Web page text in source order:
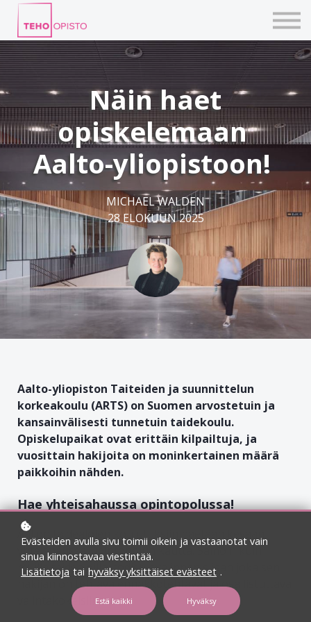
TAIDEPAJAT
ILMOITTAUDU
KIRJAUDU TEHOVERKKOON
Näin haet
opiskelemaan
Aalto-yliopistoon!
MICHAEL WALDEN
28 ELOKUUN 2025
Aalto-yliopiston Taiteiden ja suunnittelun
korkeakoulu (ARTS) on Suomen arvostetuin ja
kansainvälisesti tunnetuin taidekoulu.
Opiskelupaikat ovat erittäin kilpailtuja, ja
vuosittain hakijoita on moninkertainen määrä
paikkoihin nähden.
Hae yhteisahaussa opintopolussa!
Aallon taidealojen koulutuksiin haetaan kevään
yhteishaussa Opintopolun kautta. Samoin kuin
muilla taidealoilla, todistusvalinnan sijaan jokaisen
hakijan on tehtävä ennakkotehtävät ja osallistuttava
valintakokeisiin.
Evästeiden avulla sivu toimii oikein ja vastaanotat vain
sinua kiinnostavaa viestintää.
Lisätietoja tai hyväksy yksittäiset evästeet .
Estä kaikki Hyväksy